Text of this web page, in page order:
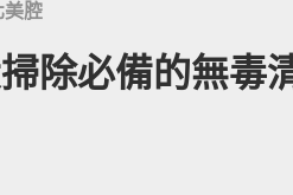
美腔
掃除必備的無